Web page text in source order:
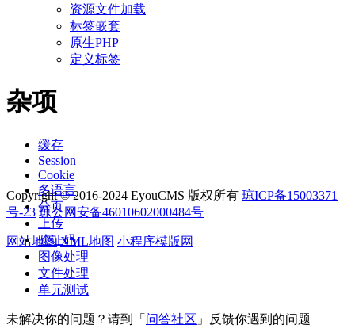
资源文件加载
标签嵌套
原生PHP
定义标签
杂项
缓存
Session
Cookie
多语言
分页
上传
验证码
图像处理
文件处理
单元测试
未解决你的问题？请到「 问答社区 」反馈你遇到的问题
Copyright © 2016-2024 EyouCMS 版权所有 琼ICP备15003371
号-23 琼公网安备46010602000484号
网站地图 XML地图 小程序模版网